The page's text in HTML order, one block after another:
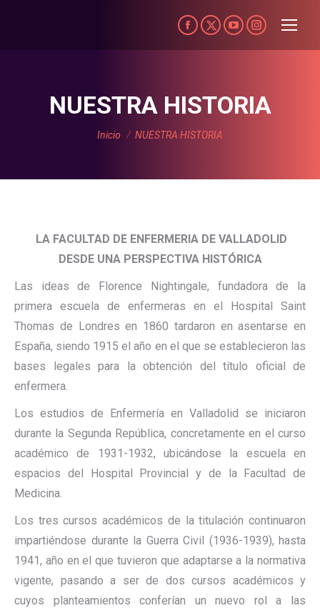
Facebook
page
in
new
window
X-
Twitter
opens
in
new
YouTube
page
in
new
Instagram
page
in
new
NUESTRA HISTORIA
Estás aquí:
Inicio NUESTRA HISTORIA
LA FACULTAD DE ENFERMERIA DE VALLADOLID
DESDE UNA PERSPECTIVA HISTÓRICA
Las ideas de Florence Nightingale, fundadora de la
primera escuela de enfermeras en el Hospital Saint
Thomas de Londres en 1860 tardaron en asentarse en
España, siendo 1915 el año en el que se establecieron las
bases legales para la obtención del título oficial de
enfermera.
Los estudios de Enfermería en Valladolid se iniciaron
durante la Segunda República, concretamente en el curso
académico de 1931-1932, ubicándose la escuela en
espacios del Hospital Provincial y de la Facultad de
Medicina.
Los tres cursos académicos de la titulación continuaron
impartiéndose durante la Guerra Civil (1936-1939), hasta
1941, año en el que tuvieron que adaptarse a la normativa
vigente, pasando a ser de dos cursos académicos y
cuyos planteamientos conferían un nuevo rol a las